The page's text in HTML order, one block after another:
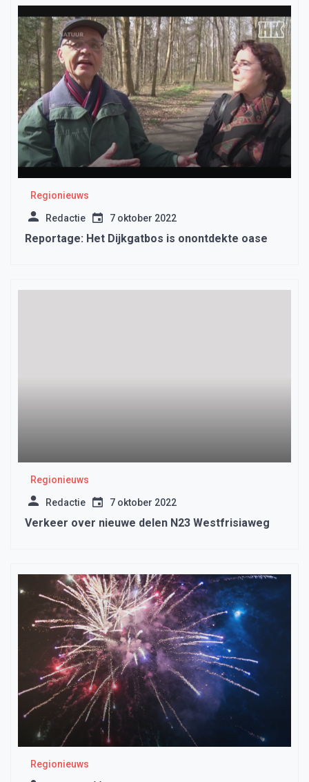
Regionieuws
Redactie 7 oktober 2022
Reportage: Het Dijkgatbos is onontdekte oase
Regionieuws
Redactie 7 oktober 2022
Verkeer over nieuwe delen N23 Westfrisiaweg
Regionieuws